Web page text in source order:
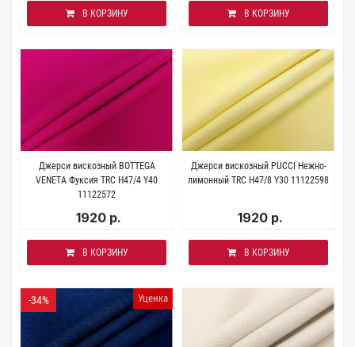
В КОРЗИНУ В КОРЗИНУ
Джерси вискозный BOTTEGA
VENETA Фуксия TRC H47/4 Y40
11122572
1920 р.
В КОРЗИНУ
Джерси вискозный PUCCI Нежно-
лимонный TRC H47/8 Y30 11122598
1920 р.
В КОРЗИНУ
Уценка
-34%